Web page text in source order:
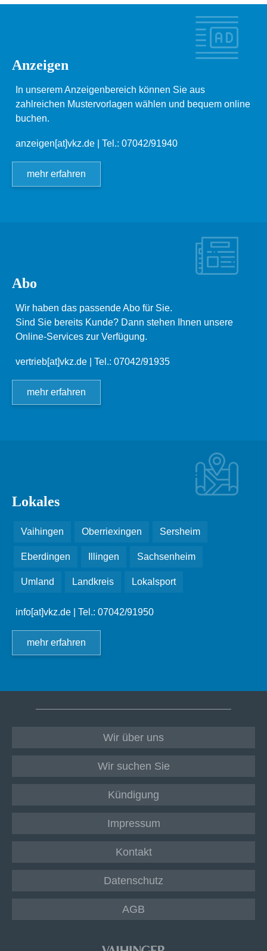
Anzeigen
In unserem Anzeigenbereich können Sie aus
zahlreichen Mustervorlagen wählen und bequem online
buchen.
anzeigen[at]vkz.de | Tel.: 07042/91940
mehr erfahren
Abo
Wir haben das passende Abo für Sie.
Sind Sie bereits Kunde? Dann stehen Ihnen unsere
Online-Services zur Verfügung.
vertrieb[at]vkz.de | Tel.: 07042/91935
mehr erfahren
Lokales
Vaihingen Oberriexingen Sersheim
Eberdingen Illingen Sachsenheim
Umland Landkreis Lokalsport
info[at]vkz.de | Tel.: 07042/91950
mehr erfahren
Wir über uns
Wir suchen Sie
Kündigung
Impressum
Kontakt
Datenschutz
AGB